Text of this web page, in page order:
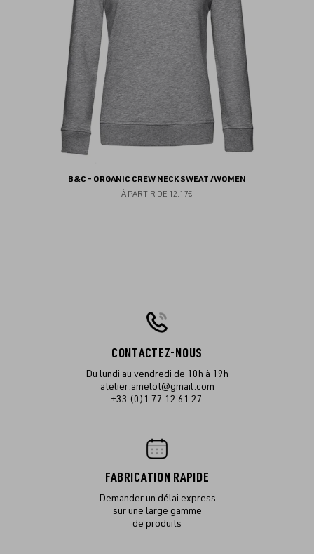
B&C - ORGANIC CREW NECK SWEAT /WOMEN
À PARTIR DE 12.17€
CONTACTEZ-NOUS
Du lundi au vendredi de 10h à 19h
atelier.amelot@gmail.com
+33 (0)1 77 12 61 27
FABRICATION RAPIDE
Demander un délai express
sur une large gamme
de produits